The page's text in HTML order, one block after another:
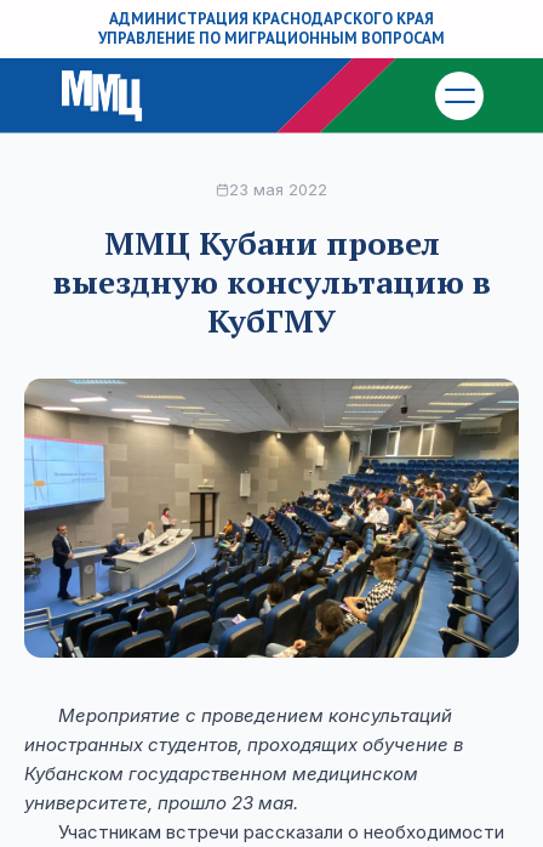
АДМИНИСТРАЦИЯ КРАСНОДАРСКОГО КРАЯ
УПРАВЛЕНИЕ ПО МИГРАЦИОННЫМ ВОПРОСАМ
23 мая 2022
ММЦ Кубани провел
выездную консультацию в
КубГМУ
Мероприятие с проведением консультаций
иностранных студентов, проходящих обучение в
Кубанском государственном медицинском
университете, прошло 23 мая.
Участникам встречи рассказали о необходимости